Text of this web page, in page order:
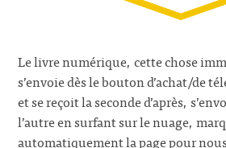
Le livre numérique, cette chose
s’envoie dès le bouton d’achat/de
et se reçoit la seconde d’après,
l’autre en surfant sur le nuage,
automatiquement la page pour